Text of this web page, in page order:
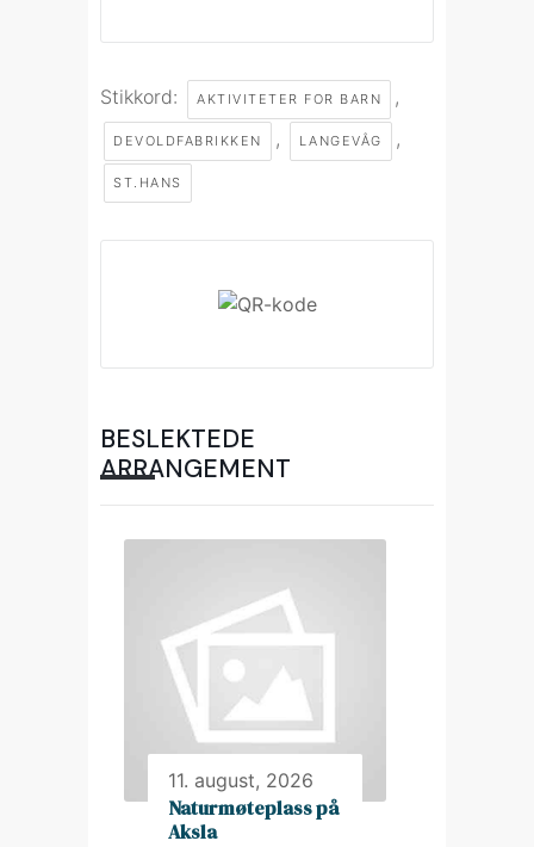
Stikkord: AKTIVITETER FOR BARN ,
DEVOLDFABRIKKEN , LANGEVÅG ,
ST.HANS
BESLEKTEDE
ARRANGEMENT
11. august, 2026
Naturmøteplass på
Aksla